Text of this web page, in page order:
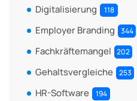
Digitalisierung 118
Employer Branding 344
Fachkräftemangel 202
Gehaltsvergleiche 253
HR-Software 194